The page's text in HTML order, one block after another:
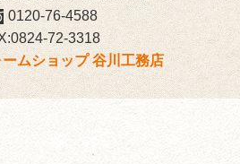
0120-76-4588
72-3318
ムショップ 谷川工務店